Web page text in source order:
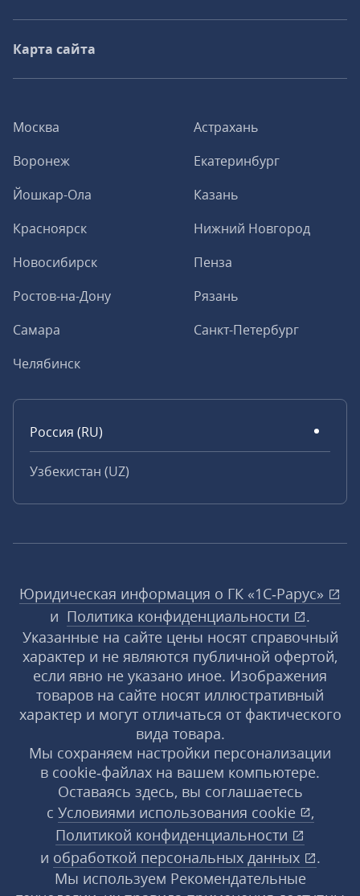
Москва
Астрахань
Воронеж
Екатеринбург
Йошкар-Ола
Казань
Красноярск
Нижний Новгород
Новосибирск
Пенза
Ростов-на-Дону
Рязань
Самара
Санкт-Петербург
Челябинск
Россия (RU)
Узбекистан (UZ)
Карта сайта
Юридическая информация о ГК «1С‑Рарус»
и Политика конфиденциальности
.
Указанные на сайте цены носят справочный
характер и не являются публичной офертой,
если явно не указано иное. Изображения
товаров на сайте носят иллюстративный
характер и могут отличаться от фактического
вида товара.
Мы сохраняем настройки персонализации
в cookie‑файлах на вашем компьютере.
Оставаясь здесь, вы соглашаетесь
с Условиями использования cookie
,
Политикой конфиденциальности
и обработкой персональных данных
.
Мы используем Рекомендательные